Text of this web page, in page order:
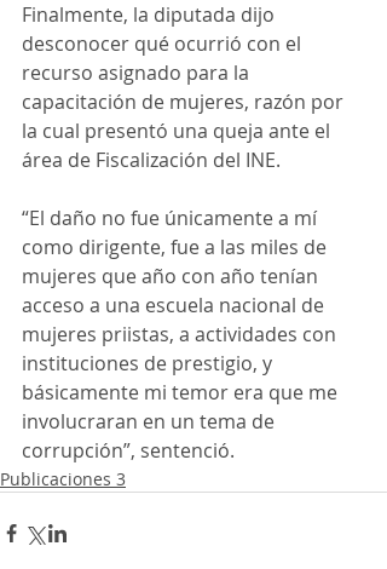
Finalmente, la diputada dijo
desconocer qué ocurrió con el
recurso asignado para la
capacitación de mujeres, razón por
la cual presentó una queja ante el
área de Fiscalización del INE.
“El daño no fue únicamente a mí
como dirigente, fue a las miles de
mujeres que año con año tenían
acceso a una escuela nacional de
mujeres priistas, a actividades con
instituciones de prestigio, y
básicamente mi temor era que me
involucraran en un tema de
corrupción”, sentenció.
Publicaciones 3